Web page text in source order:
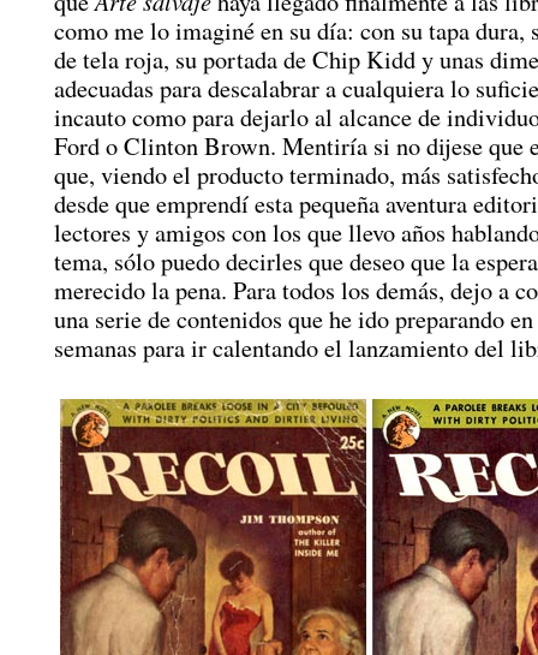
como me lo imaginé en su día: con su tapa dura,
de tela roja, su portada de Chip Kidd y unas
adecuadas para descalabrar a cualquiera lo
incauto como para dejarlo al alcance de
Ford o Clinton Brown. Mentiría si no dijese que
que, viendo el producto terminado, más
desde que emprendí esta pequeña aventura
lectores y amigos con los que llevo años
tema, sólo puedo decirles que deseo que la
merecido la pena. Para todos los demás, dejo a
una serie de contenidos que he ido preparando
semanas para ir calentando el lanzamiento del